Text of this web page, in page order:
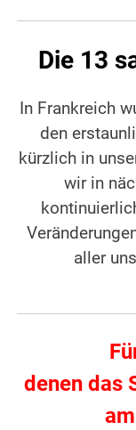
Die 13
In Frankreich
den
kürzlich in
wir in
aller
denen das